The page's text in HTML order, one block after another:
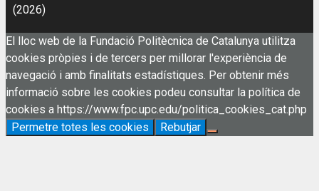
(2026)
El lloc web de la Fundació Politècnica de Catalunya utilitza
cookies pròpies i de tercers per millorar l'experiència de
navegació i amb finalitats estadístiques. Per obtenir més
informació sobre les cookies podeu consultar la política de
cookies a https://www.fpc.upc.edu/politica_cookies_cat.php
Permetre totes les cookies
Rebutjar